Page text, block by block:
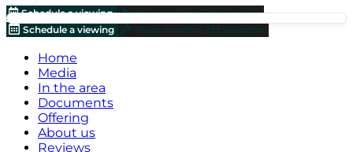
Schedule a viewing Make an offer!
Valuation
Schedule a viewing
Make an offer! Valuation
Home
Media
In the area
Documents
Offering
About us
Reviews